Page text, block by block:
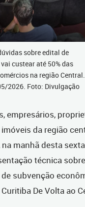
sobre edital de
custear até 50% das
na região Central.
2026. Foto: Divulgação
empresários,
da região
manhã desta
técnica
subvenção
De Volta ao